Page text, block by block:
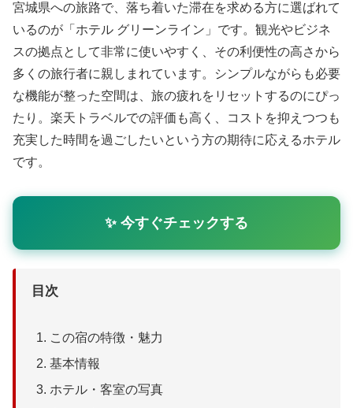
宮城県への旅路で、落ち着いた滞在を求める方に選ばれて
いるのが「ホテル グリーンライン」です。観光やビジネ
スの拠点として非常に使いやすく、その利便性の高さから
多くの旅行者に親しまれています。シンプルながらも必要
な機能が整った空間は、旅の疲れをリセットするのにぴっ
たり。楽天トラベルでの評価も高く、コストを抑えつつも
充実した時間を過ごしたいという方の期待に応えるホテル
です。
✨ 今すぐチェックする
目次
この宿の特徴・魅力
基本情報
ホテル・客室の写真